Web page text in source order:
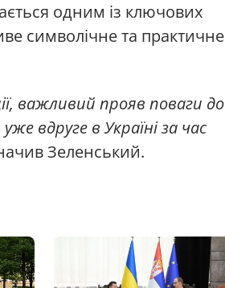
одним із ключових
символічне та практичне
важливий прояв поваги до
вдруге в Україні за час
Зеленський.